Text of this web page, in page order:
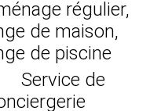
régulier,
de maison,
de piscine
Service de